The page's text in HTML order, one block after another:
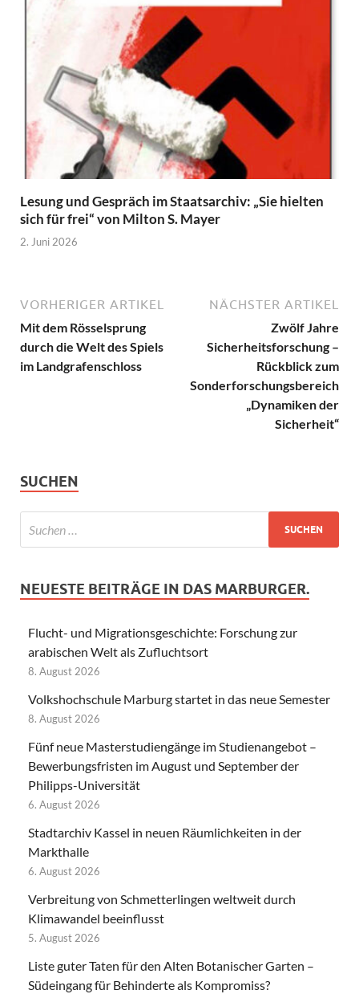
Lesung und Gespräch im Staatsarchiv: „Sie hielten
sich für frei“ von Milton S. Mayer
2. Juni 2026
VORHERIGER ARTIKEL
Mit dem Rösselsprung
durch die Welt des Spiels
im Landgrafenschloss
NÄCHSTER ARTIKEL
Zwölf Jahre
Sicherheitsforschung –
Rückblick zum
Sonderforschungsbereich
„Dynamiken der
Sicherheit“
SUCHEN
NEUESTE BEITRÄGE IN DAS MARBURGER.
Flucht- und Migrationsgeschichte: Forschung zur
arabischen Welt als Zufluchtsort
8. August 2026
Volkshochschule Marburg startet in das neue Semester
8. August 2026
Fünf neue Masterstudiengänge im Studienangebot –
Bewerbungsfristen im August und September der
Philipps-Universität
6. August 2026
Stadtarchiv Kassel in neuen Räumlichkeiten in der
Markthalle
6. August 2026
Verbreitung von Schmetterlingen weltweit durch
Klimawandel beeinflusst
5. August 2026
Liste guter Taten für den Alten Botanischer Garten –
Südeingang für Behinderte als Kompromiss?